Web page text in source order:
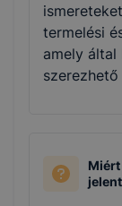
termelési
amely
szerezhető